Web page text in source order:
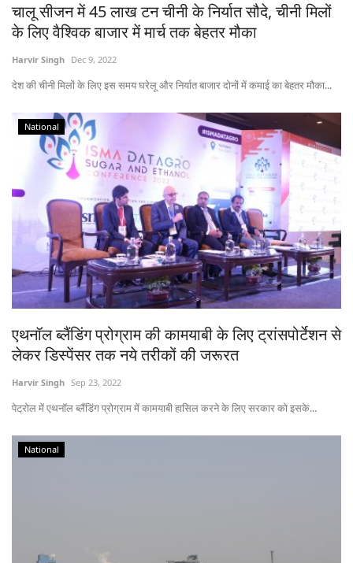
चालू सीजन में 45 लाख टन चीनी के निर्यात सौदे, चीनी मिलों
के लिए वैश्विक बाजार में मार्च तक बेहतर मौका
Harvir Singh Dec 9, 2022
देश की चीनी मिलों के लिए इस समय घरेलू और निर्यात बाजार दोनों में कमाई का बेहतर मौका...
National
एथनॉल ब्लैंडिंग प्रोग्राम की कामयाबी के लिए ट्रांसपोर्टेशन से
लेकर डिस्पेंसर तक नये तरीकों की जरूरत
Harvir Singh Sep 23, 2022
पेट्रोल में एथनॉल ब्लैंडिंग प्रोग्राम में कामयाबी हासिल करने के लिए सरकार को इसके...
National